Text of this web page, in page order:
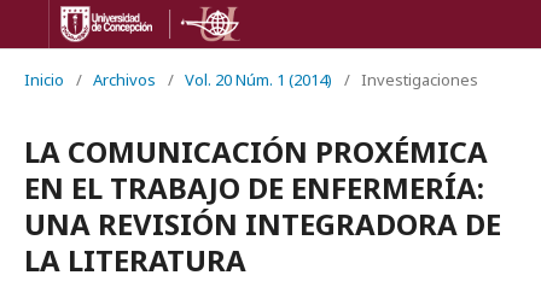
Inicio / Archivos / Vol. 20 Núm. 1 (2014) / Investigaciones
LA COMUNICACIÓN PROXÉMICA
EN EL TRABAJO DE ENFERMERÍA:
UNA REVISIÓN INTEGRADORA DE
LA LITERATURA